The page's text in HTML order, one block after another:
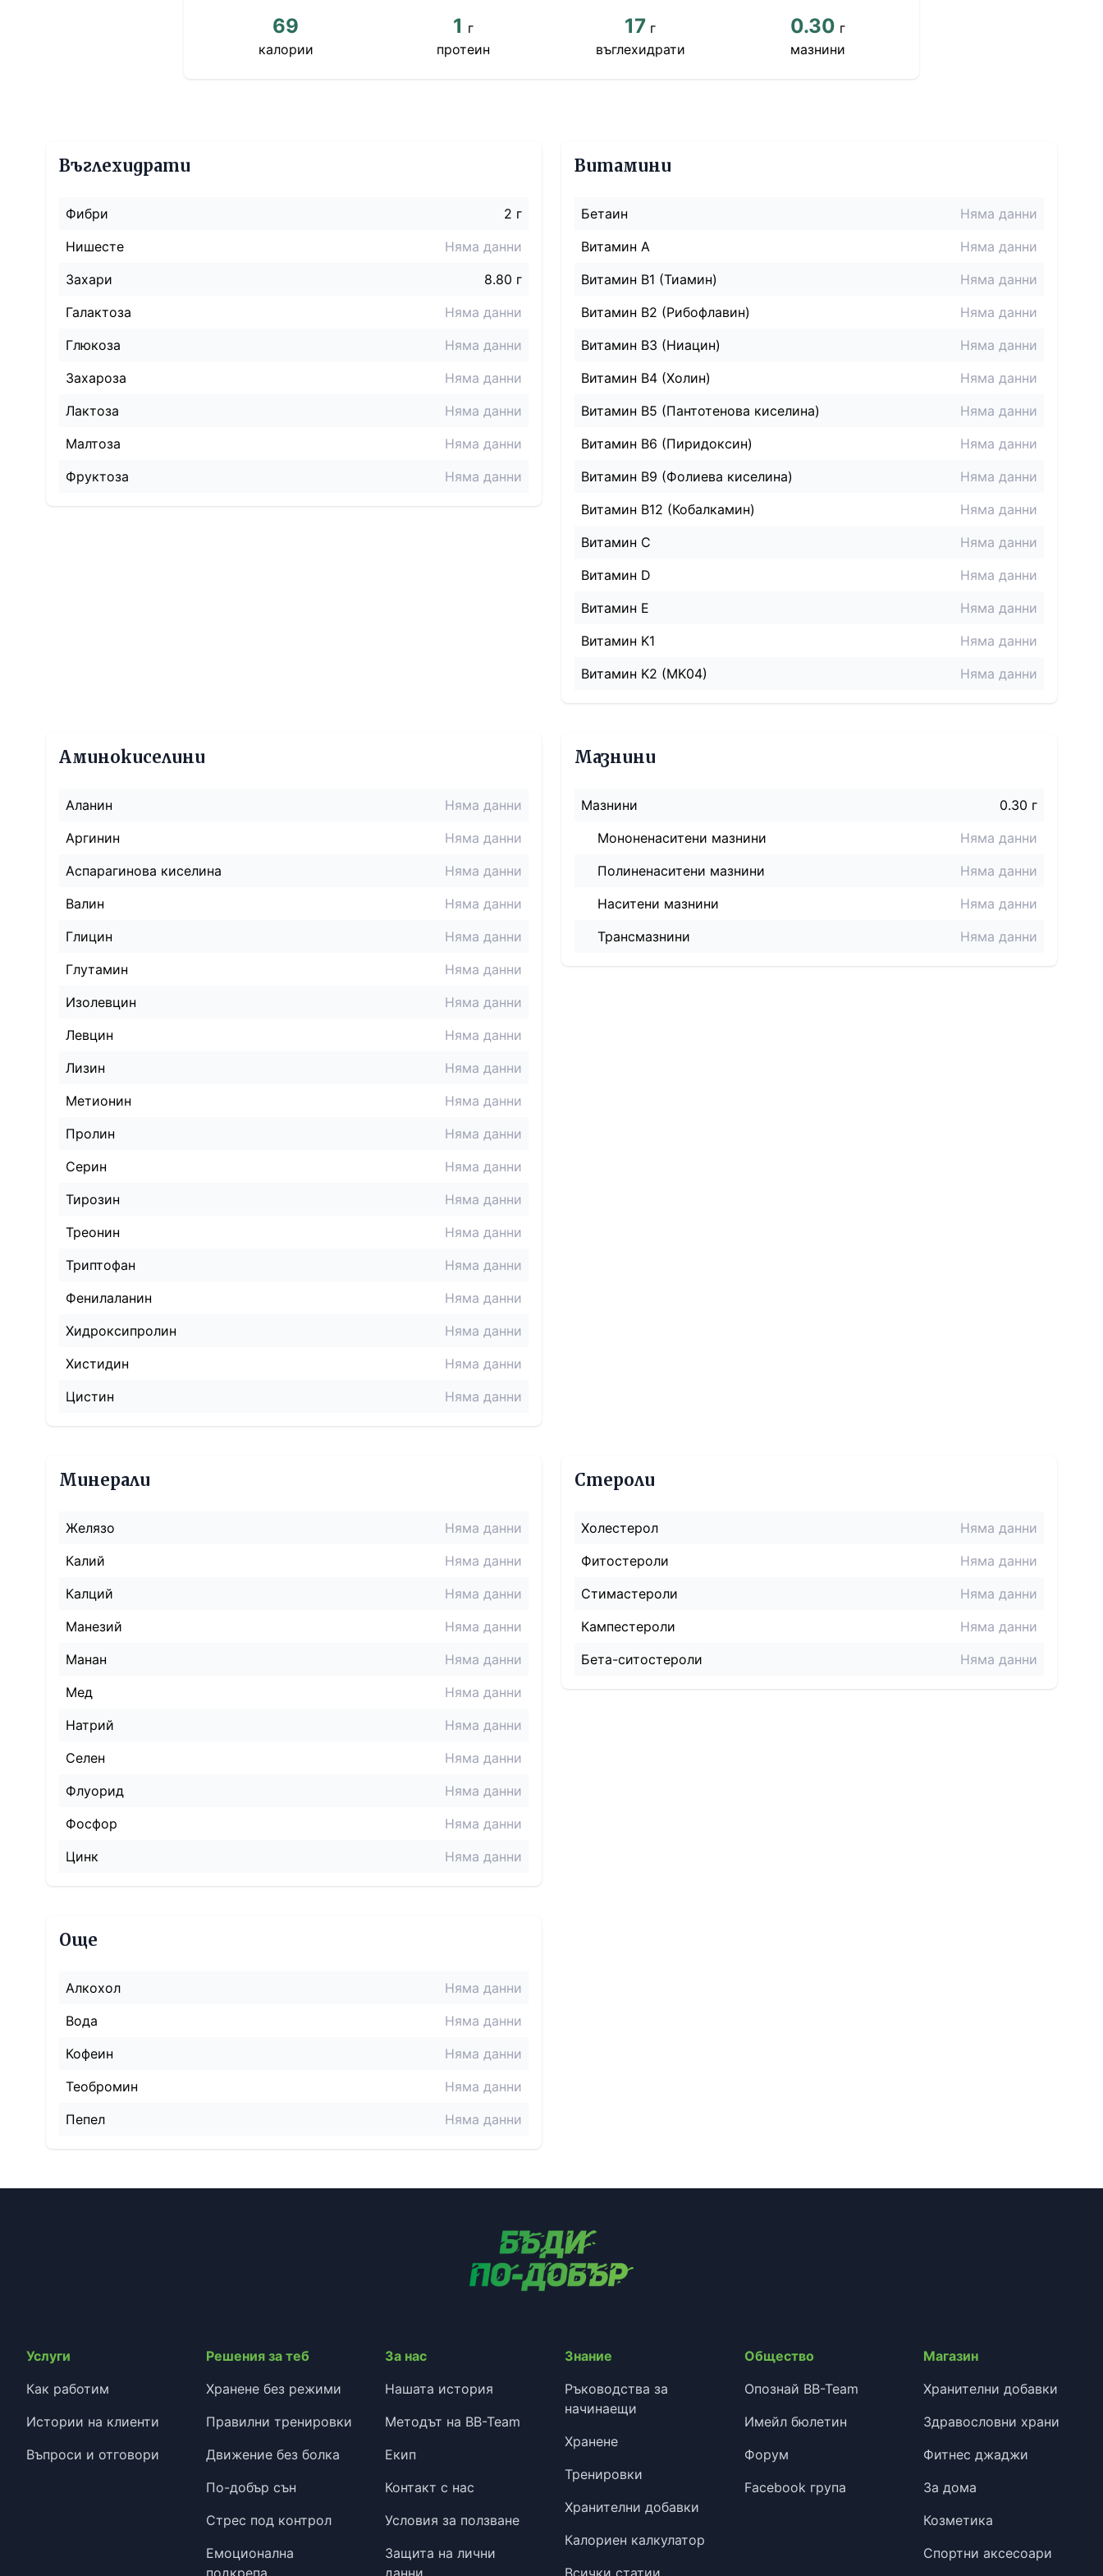
69
калории
1 г
протеин
17 г
въглехидрати
0.30 г
мазнини
Въглехидрати
Фибри
2 г
Нишесте
Няма данни
Захари
8.80 г
Галактоза
Няма данни
Глюкоза
Няма данни
Захароза
Няма данни
Лактоза
Няма данни
Малтоза
Няма данни
Фруктоза
Няма данни
Витамини
Бетаин
Няма данни
Витамин A
Няма данни
Витамин B1 (Тиамин)
Няма данни
Витамин B2 (Рибофлавин)
Няма данни
Витамин B3 (Ниацин)
Няма данни
Витамин B4 (Холин)
Няма данни
Витамин B5 (Пантотенова киселина)
Няма данни
Витамин B6 (Пиридоксин)
Няма данни
Витамин B9 (Фолиева киселина)
Няма данни
Витамин B12 (Кобалкамин)
Няма данни
Витамин C
Няма данни
Витамин D
Няма данни
Витамин E
Няма данни
Витамин K1
Няма данни
Витамин K2 (MK04)
Няма данни
Аминокиселини
Аланин
Няма данни
Аргинин
Няма данни
Аспарагинова киселина
Няма данни
Валин
Няма данни
Глицин
Няма данни
Глутамин
Няма данни
Изолевцин
Няма данни
Левцин
Няма данни
Лизин
Няма данни
Метионин
Няма данни
Пролин
Няма данни
Серин
Няма данни
Тирозин
Няма данни
Треонин
Няма данни
Триптофан
Няма данни
Фенилаланин
Няма данни
Хидроксипролин
Няма данни
Хистидин
Няма данни
Цистин
Няма данни
Мазнини
Мазнини
0.30 г
Мононенаситени мазнини
Няма данни
Полиненаситени мазнини
Няма данни
Наситени мазнини
Няма данни
Трансмазнини
Няма данни
Минерали
Желязо
Няма данни
Калий
Няма данни
Калций
Няма данни
Манезий
Няма данни
Манан
Няма данни
Мед
Няма данни
Натрий
Няма данни
Селен
Няма данни
Флуорид
Няма данни
Фосфор
Няма данни
Цинк
Няма данни
Стероли
Холестерол
Няма данни
Фитостероли
Няма данни
Стимастероли
Няма данни
Кампестероли
Няма данни
Бета-ситостероли
Няма данни
Още
Алкохол
Няма данни
Вода
Няма данни
Кофеин
Няма данни
Теобромин
Няма данни
Пепел
Няма данни
Услуги
Как работим
Истории на клиенти
Въпроси и отговори
Решения за теб
Хранене без режими
Правилни тренировки
Движение без болка
По-добър сън
Стрес под контрол
Емоционална
подкрепа
За нас
Нашата история
Методът на BB-Team
Екип
Контакт с нас
Условия за ползване
Защита на лични
данни
Знание
Ръководства за
начинаещи
Хранене
Тренировки
Хранителни добавки
Калориен калкулатор
Всички статии
Общество
Опознай BB-Team
Имейл бюлетин
Форум
Facebook група
Магазин
Хранителни добавки
Здравословни храни
Фитнес джаджи
За дома
Козметика
Спортни аксесоари